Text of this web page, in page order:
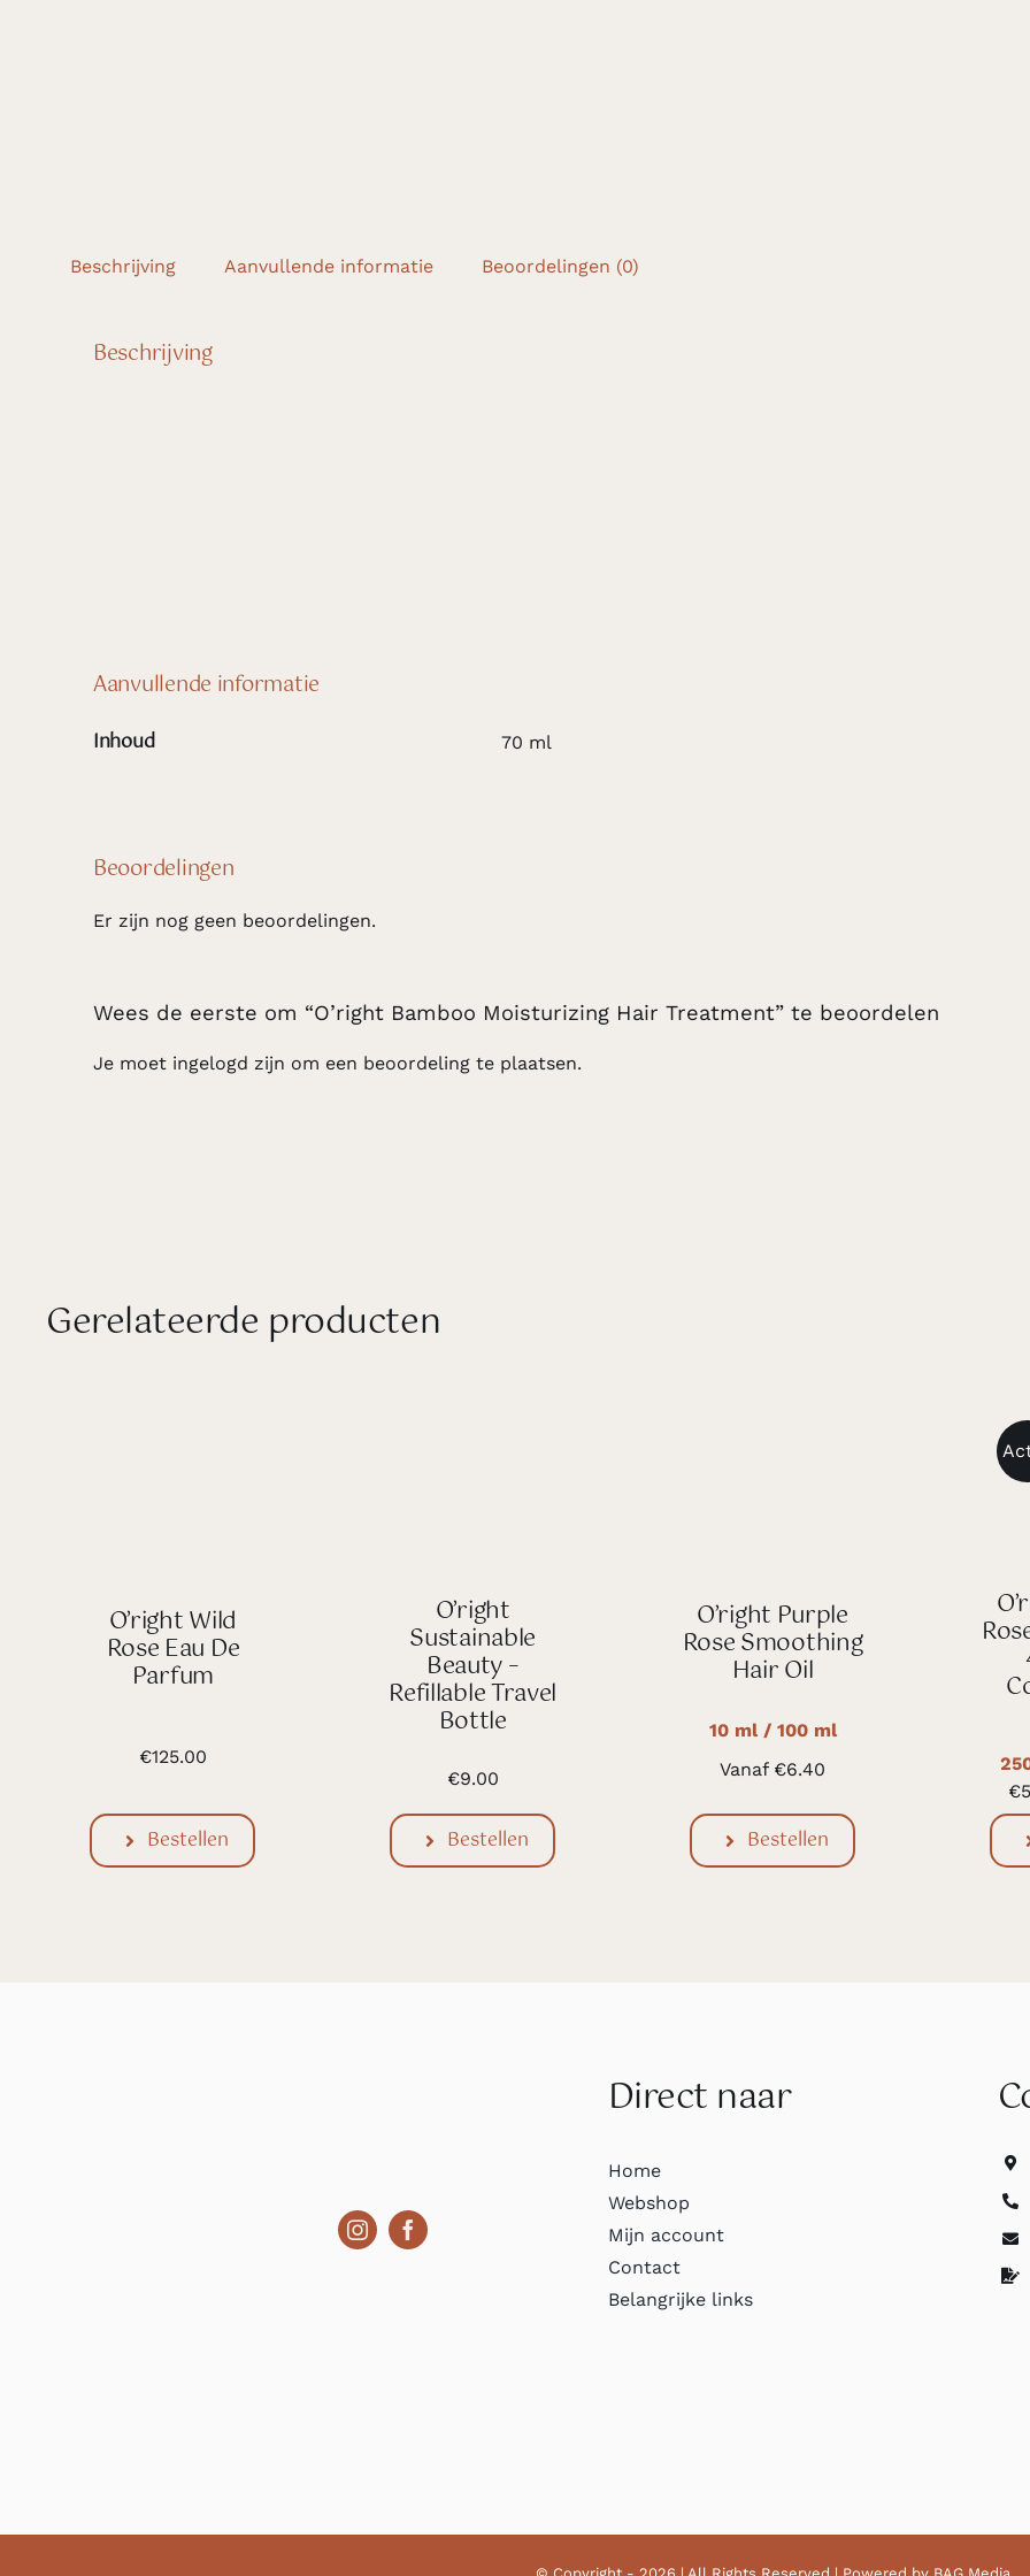
Beschrijving Aanvullende informatie Beoordelingen (0)
Beschrijving
Aanvullende informatie
Inhoud 70 ml
Beoordelingen
Er zijn nog geen beoordelingen.
Wees de eerste om “O’right Bamboo Moisturizing Hair Treatment” te beoordelen
Je moet ingelogd zijn om een beoordeling te plaatsen.
Gerelateerde producten
O’right Wild
Rose Eau De
Parfum
€125.00
Bestellen
O’right
Sustainable
Beauty –
Refillable Travel
Bottle
€9.00
Bestellen
O’right Purple
Rose Smoothing
Hair Oil
10 ml / 100 ml
Vanaf €6.40
Bestellen
€
Direct naar
Home
Webshop
Mijn account
Contact
Belangrijke links